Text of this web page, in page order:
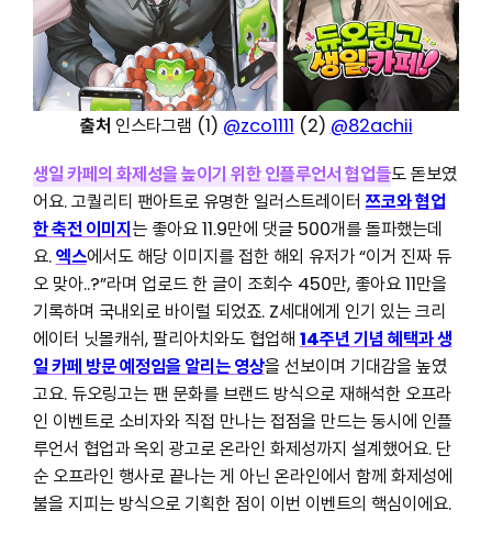
출처 인스타그램 (1) @zco1111 (2) @82achii
생일 카페의 화제성을 높이기 위한 인플루언서 협업들도 돋보였
어요. 고퀄리티 팬아트로 유명한 일러스트레이터 쯔코와 협업
한 축전 이미지는 좋아요 11.9만에 댓글 500개를 돌파했는데
요.엑스에서도 해당 이미지를 접한 해외 유저가 “이거 진짜 듀
오 맞아..?”라며 업로드 한 글이 조회수 450만, 좋아요 11만을
기록하며 국내외로 바이럴 되었죠. Z세대에게 인기 있는 크리
에이터 닛몰캐쉬, 팔리아치와도 협업해 14주년 기념 혜택과 생
일 카페 방문 예정임을 알리는 영상을 선보이며 기대감을 높였
고요. 듀오링고는 팬 문화를 브랜드 방식으로 재해석한 오프라
인 이벤트로 소비자와 직접 만나는 접점을 만드는 동시에 인플
루언서 협업과 옥외 광고로 온라인 화제성까지 설계했어요. 단
순 오프라인 행사로 끝나는 게 아닌 온라인에서 함께 화제성에
불을 지피는 방식으로 기획한 점이 이번 이벤트의 핵심이에요.